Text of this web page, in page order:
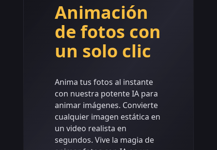
Animación
de fotos con
un solo clic
Anima tus fotos al instante
con nuestra potente IA para
animar imágenes. Convierte
cualquier imagen estática en
un video realista en
segundos. Vive la magia de